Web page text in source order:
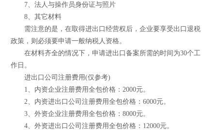
7、法人与操作员身份证与照片
8、其它材料
需注意的是，在取得进出口经营权后，企业要享受出口退税
政策，则必须要申请一般纳税人资格。
在材料齐全的情况下，申请进出口备案所需的时间为30个工
作日。
进出口公司注册费用(仅参考)
1、内资企业注册费用全包价格：2000元。
2、内资进出口公司注册费用全包价格：6000元。
3、外资企业注册费用全包价格：8000元。
4、外资进出口公司注册费用全包价格：12000元。